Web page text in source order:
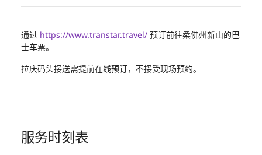
通过 https://www.transtar.travel/ 预订前往柔佛州新山的巴
士车票。
拉庆码头接送需提前在线预订，不接受现场预约。
服务时刻表